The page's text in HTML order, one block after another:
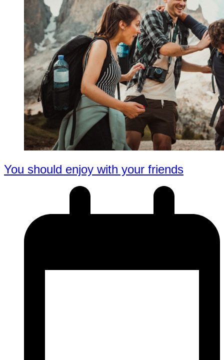
You should enjoy with your friends